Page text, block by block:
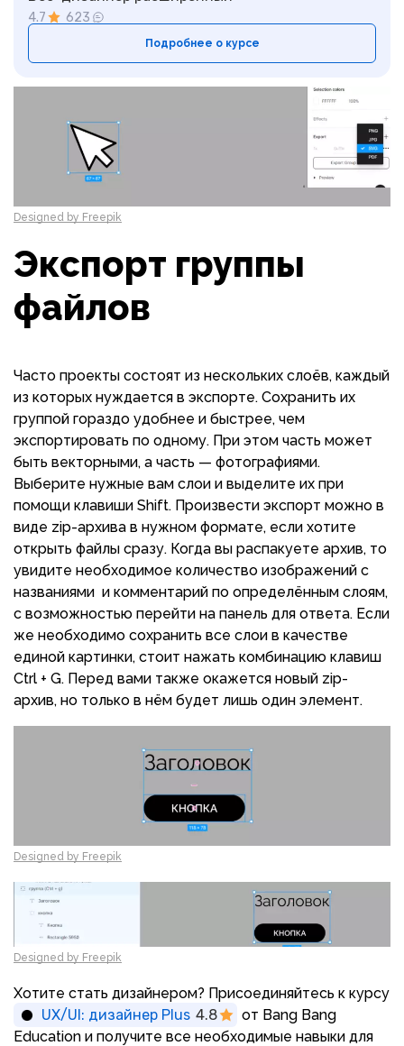
4.7 623
Подробнее о курсе
Designed by Freepik
Экспорт группы
файлов
Часто проекты состоят из нескольких слоёв, каждый
из которых нуждается в экспорте. Сохранить их
группой гораздо удобнее и быстрее, чем
экспортировать по одному. При этом часть может
быть векторными, а часть — фотографиями.
Выберите нужные вам слои и выделите их при
помощи клавиши Shift. Произвести экспорт можно в
виде zip-архива в нужном формате, если хотите
открыть файлы сразу. Когда вы распакуете архив, то
увидите необходимое количество изображений с
названиями и комментарий по определённым слоям,
с возможностью перейти на панель для ответа. Если
же необходимо сохранить все слои в качестве
единой картинки, стоит нажать комбинацию клавиш
Ctrl + G. Перед вами также окажется новый zip-
архив, но только в нём будет лишь один элемент.
Designed by Freepik
Designed by Freepik
Хотите стать дизайнером? Присоединяйтесь к курсу
UX/UI: дизайнер Plus 4.8
от Bang Bang
Education и получите все необходимые навыки для